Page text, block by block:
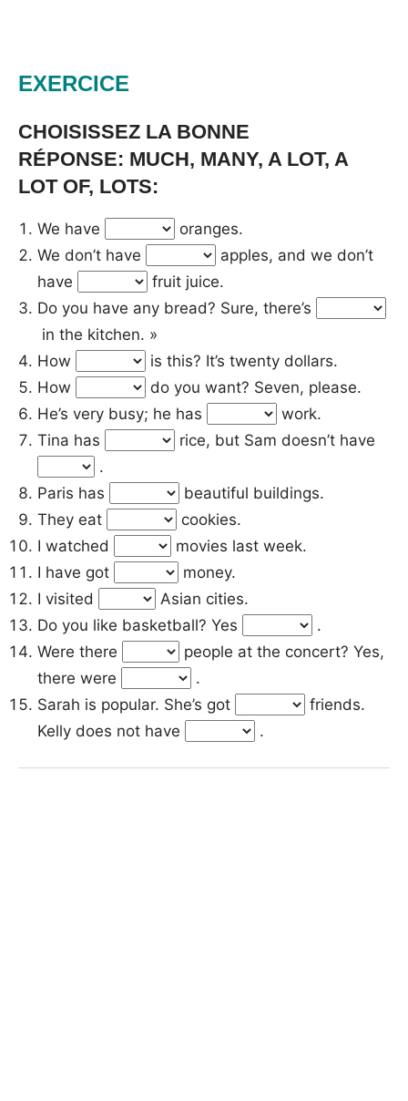
EXERCICE
CHOISISSEZ LA BONNE
RÉPONSE: MUCH, MANY, A LOT, A
LOT OF, LOTS:
We have
oranges.
We don’t have
apples, and we don’t
have
fruit juice.
Do you have any bread? Sure, there’s
in the kitchen. »
How
is this? It’s twenty dollars.
How
do you want? Seven, please.
He’s very busy; he has
work.
Tina has
rice, but Sam doesn’t have
.
Paris has
beautiful buildings.
They eat
cookies.
I watched
movies last week.
I have got
money.
I visited
Asian cities.
Do you like basketball? Yes
.
Were there
people at the concert? Yes,
there were
.
Sarah is popular. She’s got
friends.
Kelly does not have
.